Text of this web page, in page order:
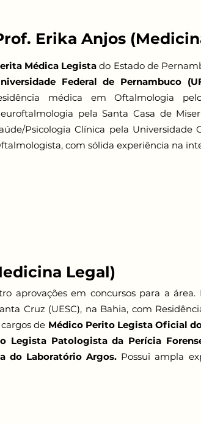
Erika Anjos
Médica Legista do Estado de
Federal de Pernambuco
médica em Oftalmologia
pela Santa Casa de
Psicologia Clínica pela
com sólida experiência na
Legal)
aprovações em concursos para a
Cruz (UESC), na Bahia, com
de Médico Perito Legista Oficial
Legista Patologista da Perícia
do Laboratório Argos. Possui ampla